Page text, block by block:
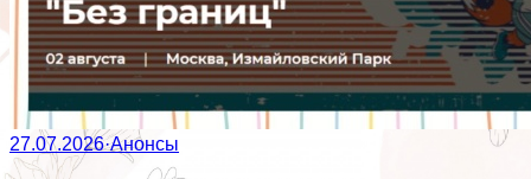
27.07.2026·Анонсы